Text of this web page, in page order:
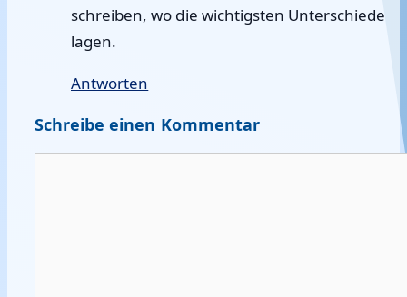
schreiben, wo die wichtigsten Unterschiede
lagen.
Antworten
Schreibe einen Kommentar